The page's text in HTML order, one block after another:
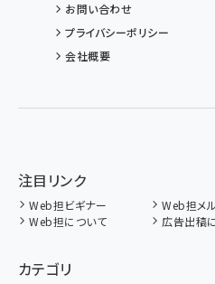
お問い合わせ
プライバシーポリシー
会社概要
注目リンク
Web担ビギナー Web担メ
Web担について
広告出稿
カテゴリ